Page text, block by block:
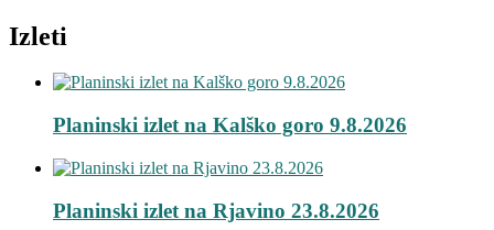
Izleti
Planinski izlet na Kalško goro 9.8.2026
Planinski izlet na Rjavino 23.8.2026